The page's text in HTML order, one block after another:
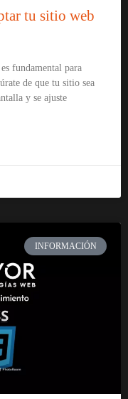
tu sitio web
fundamental para
de que tu sitio sea
y se ajuste
INFORMACIÓN